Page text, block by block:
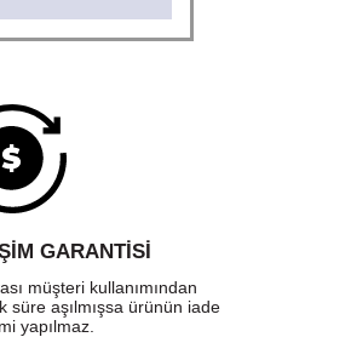
GARANTİSİ
müşteri kullanımından
süre aşılmışsa ürünün iade
yapılmaz.